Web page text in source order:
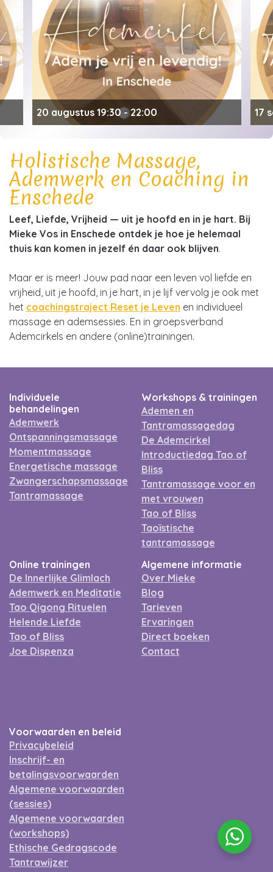
20 augustus 19:30 - 22:00
Ademcirkel in Enschede
17
Holistische Massage,
Ademwerk en Coaching in
Enschede
Leef, Liefde, Vrijheid — uit je hoofd en in je hart. Bij
Mieke Vos in Enschede ontdek je hoe je helemaal
thuis kan komen in jezelf én daar ook blijven.
Maar er is meer! Jouw pad naar een leven vol liefde en
vrijheid, uit je hoofd, in je hart, in je lijf vervolg je ook met
het coachingstraject Reset je Leven en individueel
massage en ademsessies. En in groepsverband
Ademcirkels en andere (online)trainingen.
Individuele
behandelingen
Ademwerk
Ontspanningsmassage
Momentmassage
Energetische massage
Zwangerschapsmassage
Tantramassage
Workshops & trainingen
Ademen en
Tantramassagedag
De Ademcirkel
Introductiedag Tao of
Bliss
Tantramassage voor en
met vrouwen
Tao of Bliss
Taoïstische
tantramassage
Online trainingen
De Innerlijke Glimlach
Ademwerk en Meditatie
Tao Qigong Rituelen
Helende Liefde
Tao of Bliss
Joe Dispenza
Algemene informatie
Over Mieke
Blog
Tarieven
Ervaringen
Direct boeken
Contact
Voorwaarden en beleid
Privacybeleid
Inschrijf- en
betalingsvoorwaarden
Algemene voorwaarden
(sessies)
Algemene voorwaarden
(workshops)
Ethische Gedragscode
Tantrawijzer